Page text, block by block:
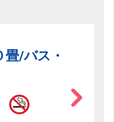
/バス・